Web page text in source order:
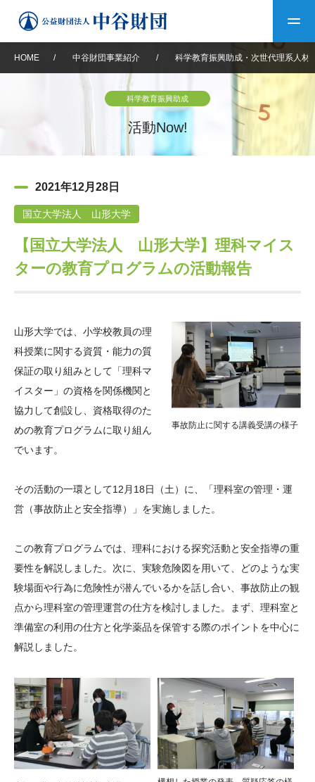
中谷財団について
設立趣意書
沿革 40年史デジタルブック
中谷財団40年史
役員・評議員 公開情報
年報一覧 中谷財団レポート
中谷財団事業紹介
神戸賞 長期大型研究助成
大学院生奨学金
国際学生交流プログラ
科学教育振興助成・
次世代理系人材育成プ
ログラム助成
中谷財団動画紹介
その他情報
アクセス よくあるご質問
サイトマップ 中谷財団アーカイブ
日本語 English マイページ
HOME / 中谷財団事業紹介 / 科学教育振興助成・次世代理系人材
科学教育振興助成
活動Now!
2021年12月28日
国立大学法人 山形大学
【国立大学法人 山形大学】理科マイス
ターの教育プログラムの活動報告
事故防止に関する講義受講の様子
山形大学では、小学校教員の理
科授業に関する資質・能力の質
保証の取り組みとして「理科マ
イスター」の資格を関係機関と
協力して創設し、資格取得のた
めの教育プログラムに取り組ん
でいます。
その活動の一環として12月18日（土）に、「理科室の管理・運
営（事故防止と安全指導）」を実施しました。
この教育プログラムでは、理科における探究活動と安全指導の重
要性を解説しました。次に、実験危険図を用いて、どのような実
験場面や行為に危険性が潜んでいるかを話し合い、事故防止の観
点から理科室の管理運営の仕方を検討しました。まず、理科室と
準備室の利用の仕方と化学薬品を保管する際のポイントを中心に
解説しました。